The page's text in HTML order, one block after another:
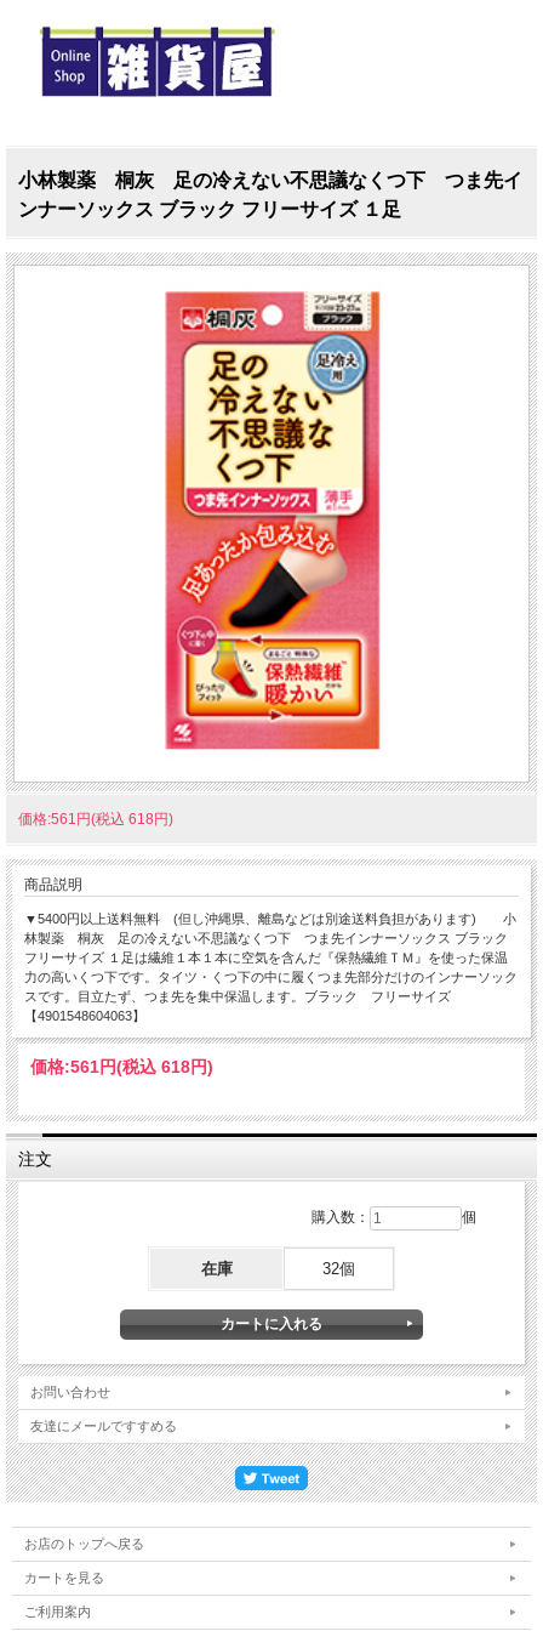
小林製薬 桐灰 足の冷えない不思議なくつ下 つま先イ
ンナーソックス ブラック フリーサイズ １足
価格:561円(税込 618円)
商品説明
▼5400円以上送料無料 (但し沖縄県、離島などは別途送料負担があります) 小
林製薬 桐灰 足の冷えない不思議なくつ下 つま先インナーソックス ブラック
フリーサイズ １足は繊維１本１本に空気を含んだ『保熱繊維ＴＭ』を使った保温
力の高いくつ下です。タイツ・くつ下の中に履くつま先部分だけのインナーソック
スです。目立たず、つま先を集中保温します。ブラック フリーサイズ
【4901548604063】
価格:561円(税込 618円)
注文
購入数： 個
在庫 32個
お問い合わせ
友達にメールですすめる
お店のトップへ戻る
カートを見る
ご利用案内